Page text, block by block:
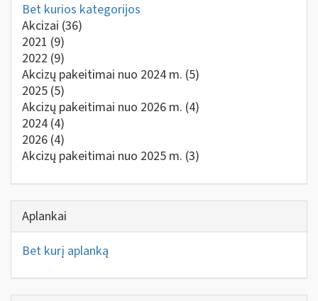
Bet kurios kategorijos
Akcizai (36)
2021 (9)
2022 (9)
Akcizų pakeitimai nuo 2024 m. (5)
2025 (5)
Akcizų pakeitimai nuo 2026 m. (4)
2024 (4)
2026 (4)
Akcizų pakeitimai nuo 2025 m. (3)
Aplankai
Bet kurį aplanką